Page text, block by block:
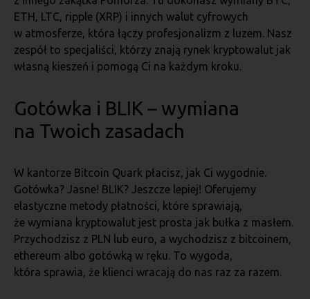
ETH, LTC, ripple (XRP) i innych walut cyfrowych
w atmosferze, która łączy profesjonalizm z luzem. Nasz
zespół to specjaliści, którzy znają rynek kryptowalut jak
własną kieszeń i pomogą Ci na każdym kroku.
Gotówka i BLIK – wymiana
na Twoich zasadach
W kantorze Bitcoin Quark płacisz, jak Ci wygodnie.
Gotówka? Jasne! BLIK? Jeszcze lepiej! Oferujemy
elastyczne metody płatności, które sprawiają,
że wymiana kryptowalut jest prosta jak bułka z masłem.
Przychodzisz z PLN lub euro, a wychodzisz z bitcoinem,
ethereum albo gotówką w ręku. To wygoda,
która sprawia, że klienci wracają do nas raz za razem.